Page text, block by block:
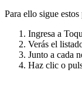
Para ello sigue estos
Ingresa a
Verás el
Junto a cada
Haz clic o